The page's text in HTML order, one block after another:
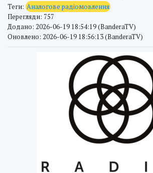
Теги: Аналогове радіомовлення
Перегляди: 757
Додано: 2026-06-19 18:54:19 (BanderaTV)
Оновлено: 2026-06-19 18:56:13 (BanderaTV)